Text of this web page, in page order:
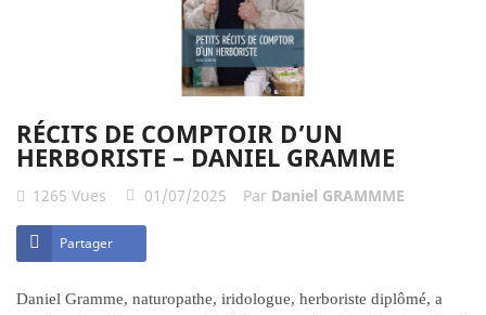
RÉCITS DE COMPTOIR D’UN
HERBORISTE – DANIEL GRAMME
1265 Vues 01/07/2025 Par Daniel GRAMMME
Partager
Daniel Gramme, naturopathe, iridologue, herboriste diplômé, a